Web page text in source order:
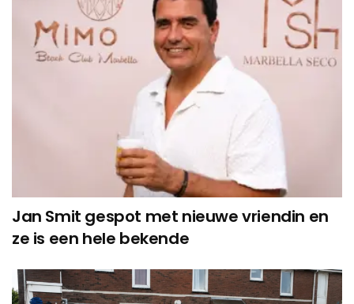
Jan Smit gespot met nieuwe vriendin en
ze is een hele bekende